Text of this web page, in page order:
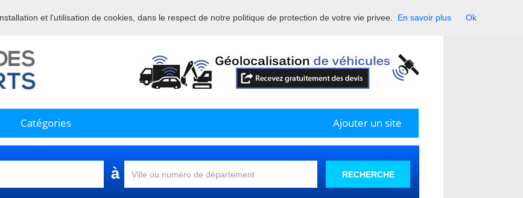
l'annuaire professionnel du transport et de la la logistique en France.
Catégories Ajouter un site
à RECHERCHE
et l'utilisation de cookies, dans le respect de notre politique de protection de votre vie privee. En savoir plus Ok